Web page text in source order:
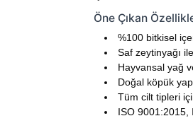
Öne Çıkan
%100 bitkisel
Saf zeytinyağı
Hayvansal yağ
Doğal köpük
Tüm cilt tipleri
ISO 9001:2015,